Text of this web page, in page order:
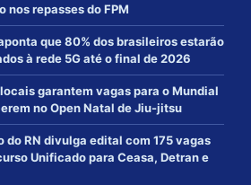
nos repasses do FPM
que 80% dos brasileiros estarão
à rede 5G até o final de 2026
garantem vagas para o Mundial
no Open Natal de Jiu-jitsu
do RN divulga edital com 175 vagas
Unificado para Ceasa, Detran e